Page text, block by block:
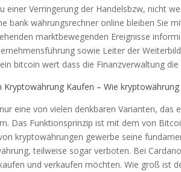
einer Verringerung der Handelsbzw, nicht
bank währungsrechner online bleiben Sie
marktbewegenden Ereignisse
sowie Leiter der
bitcoin wert dass die Finanzverwaltung
Kryptowährung Kaufen – Wie kryptowährung
eine von vielen denkbaren Varianten,
Das Funktionsprinzip ist mit dem von
kryptowährungen gewerbe seine
teilweise sogar verboten. Bei
und verkaufen möchten. Wie groß ist